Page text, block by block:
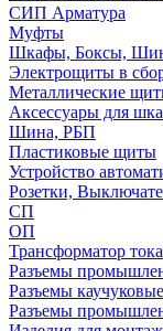
СИП Арматура
Муфты
Шкафы, Боксы,
Электрощиты в
Металлические
Аксессуары для
Шина, РБП
Пластиковые щиты
Устройство
Розетки,
СП
ОП
Трансформатор тока
Разъемы
Разъемы каучуковые
Разъемы